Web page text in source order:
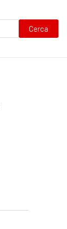
Cerca